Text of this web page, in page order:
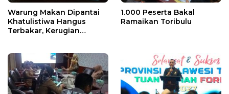
Warung Makan Dipantai
Khatulistiwa Hangus
Terbakar, Kerugian
1.000 Peserta Bakal
Ramaikan Toribulu